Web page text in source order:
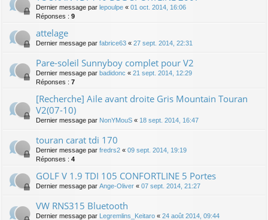
Dernier message par lepoulpe « 01 oct. 2014, 16:06
Réponses : 9
attelage
Dernier message par fabrice63 « 27 sept. 2014, 22:31
Pare-soleil Sunnyboy complet pour V2
Dernier message par badidonc « 21 sept. 2014, 12:29
Réponses : 7
[Recherche] Aile avant droite Gris Mountain Touran
V2(07-10)
Dernier message par NonYMouS « 18 sept. 2014, 16:47
touran carat tdi 170
Dernier message par fredrs2 « 09 sept. 2014, 19:19
Réponses : 4
GOLF V 1.9 TDI 105 CONFORTLINE 5 Portes
Dernier message par Ange-Oliver « 07 sept. 2014, 21:27
VW RNS315 Bluetooth
Dernier message par Legremlins_Keitaro « 24 août 2014, 09:44